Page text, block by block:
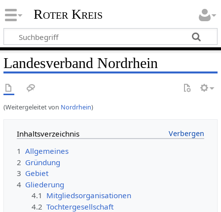
Roter Kreis
Landesverband Nordrhein
(Weitergeleitet von Nordrhein)
Inhaltsverzeichnis
1 Allgemeines
2 Gründung
3 Gebiet
4 Gliederung
4.1 Mitgliedsorganisationen
4.2 Tochtergesellschaft